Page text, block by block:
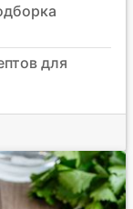
для